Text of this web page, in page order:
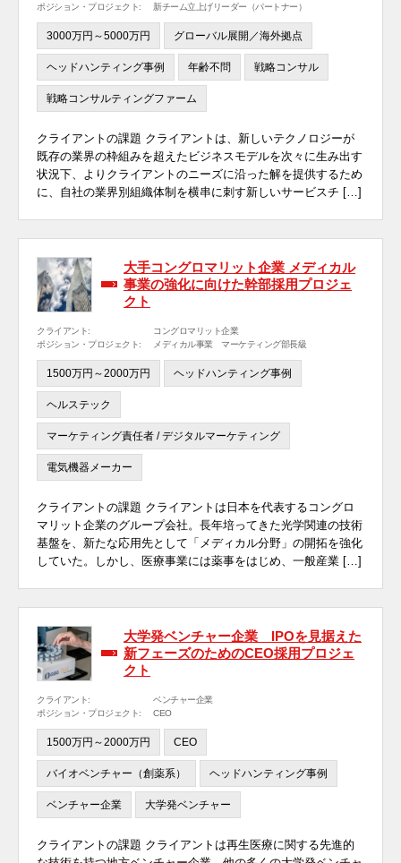
ポジション・プロジェクト:
新チーム立上げリーダー（パートナー）
3000万円～5000万円 グローバル展開／海外拠点
ヘッドハンティング事例 年齢不問 戦略コンサル
戦略コンサルティングファーム
クライアントの課題 クライアントは、新しいテクノロジーが
既存の業界の枠組みを超えたビジネスモデルを次々に生み出す
状況下、よりクライアントのニーズに沿った解を提供するため
に、自社の業界別組織体制を横串に刺す新しいサービスチ […]
大手コングロマリット企業 メディカル
事業の強化に向けた幹部採用プロジェ
クト
クライアント:
コングロマリット企業
ポジション・プロジェクト:
メディカル事業 マーケティング部長級
1500万円～2000万円 ヘッドハンティング事例
ヘルステック
マーケティング責任者 / デジタルマーケティング
電気機器メーカー
クライアントの課題 クライアントは日本を代表するコングロ
マリット企業のグループ会社。長年培ってきた光学関連の技術
基盤を、新たな応用先として「メディカル分野」の開拓を強化
していた。しかし、医療事業には薬事をはじめ、一般産業 […]
大学発ベンチャー企業 IPOを見据えた
新フェーズのためのCEO採用プロジェ
クト
クライアント:
ベンチャー企業
ポジション・プロジェクト:
CEO
1500万円～2000万円 CEO
バイオベンチャー（創薬系） ヘッドハンティング事例
ベンチャー企業 大学発ベンチャー
クライアントの課題 クライアントは再生医療に関する先進的